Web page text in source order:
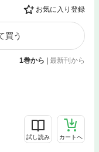
お気に入り登録
買う
1巻から | 最新刊から
試し読み カートへ